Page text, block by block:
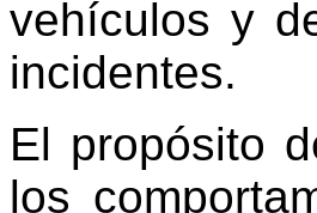
vehículos y
incidentes.
El propósito
los